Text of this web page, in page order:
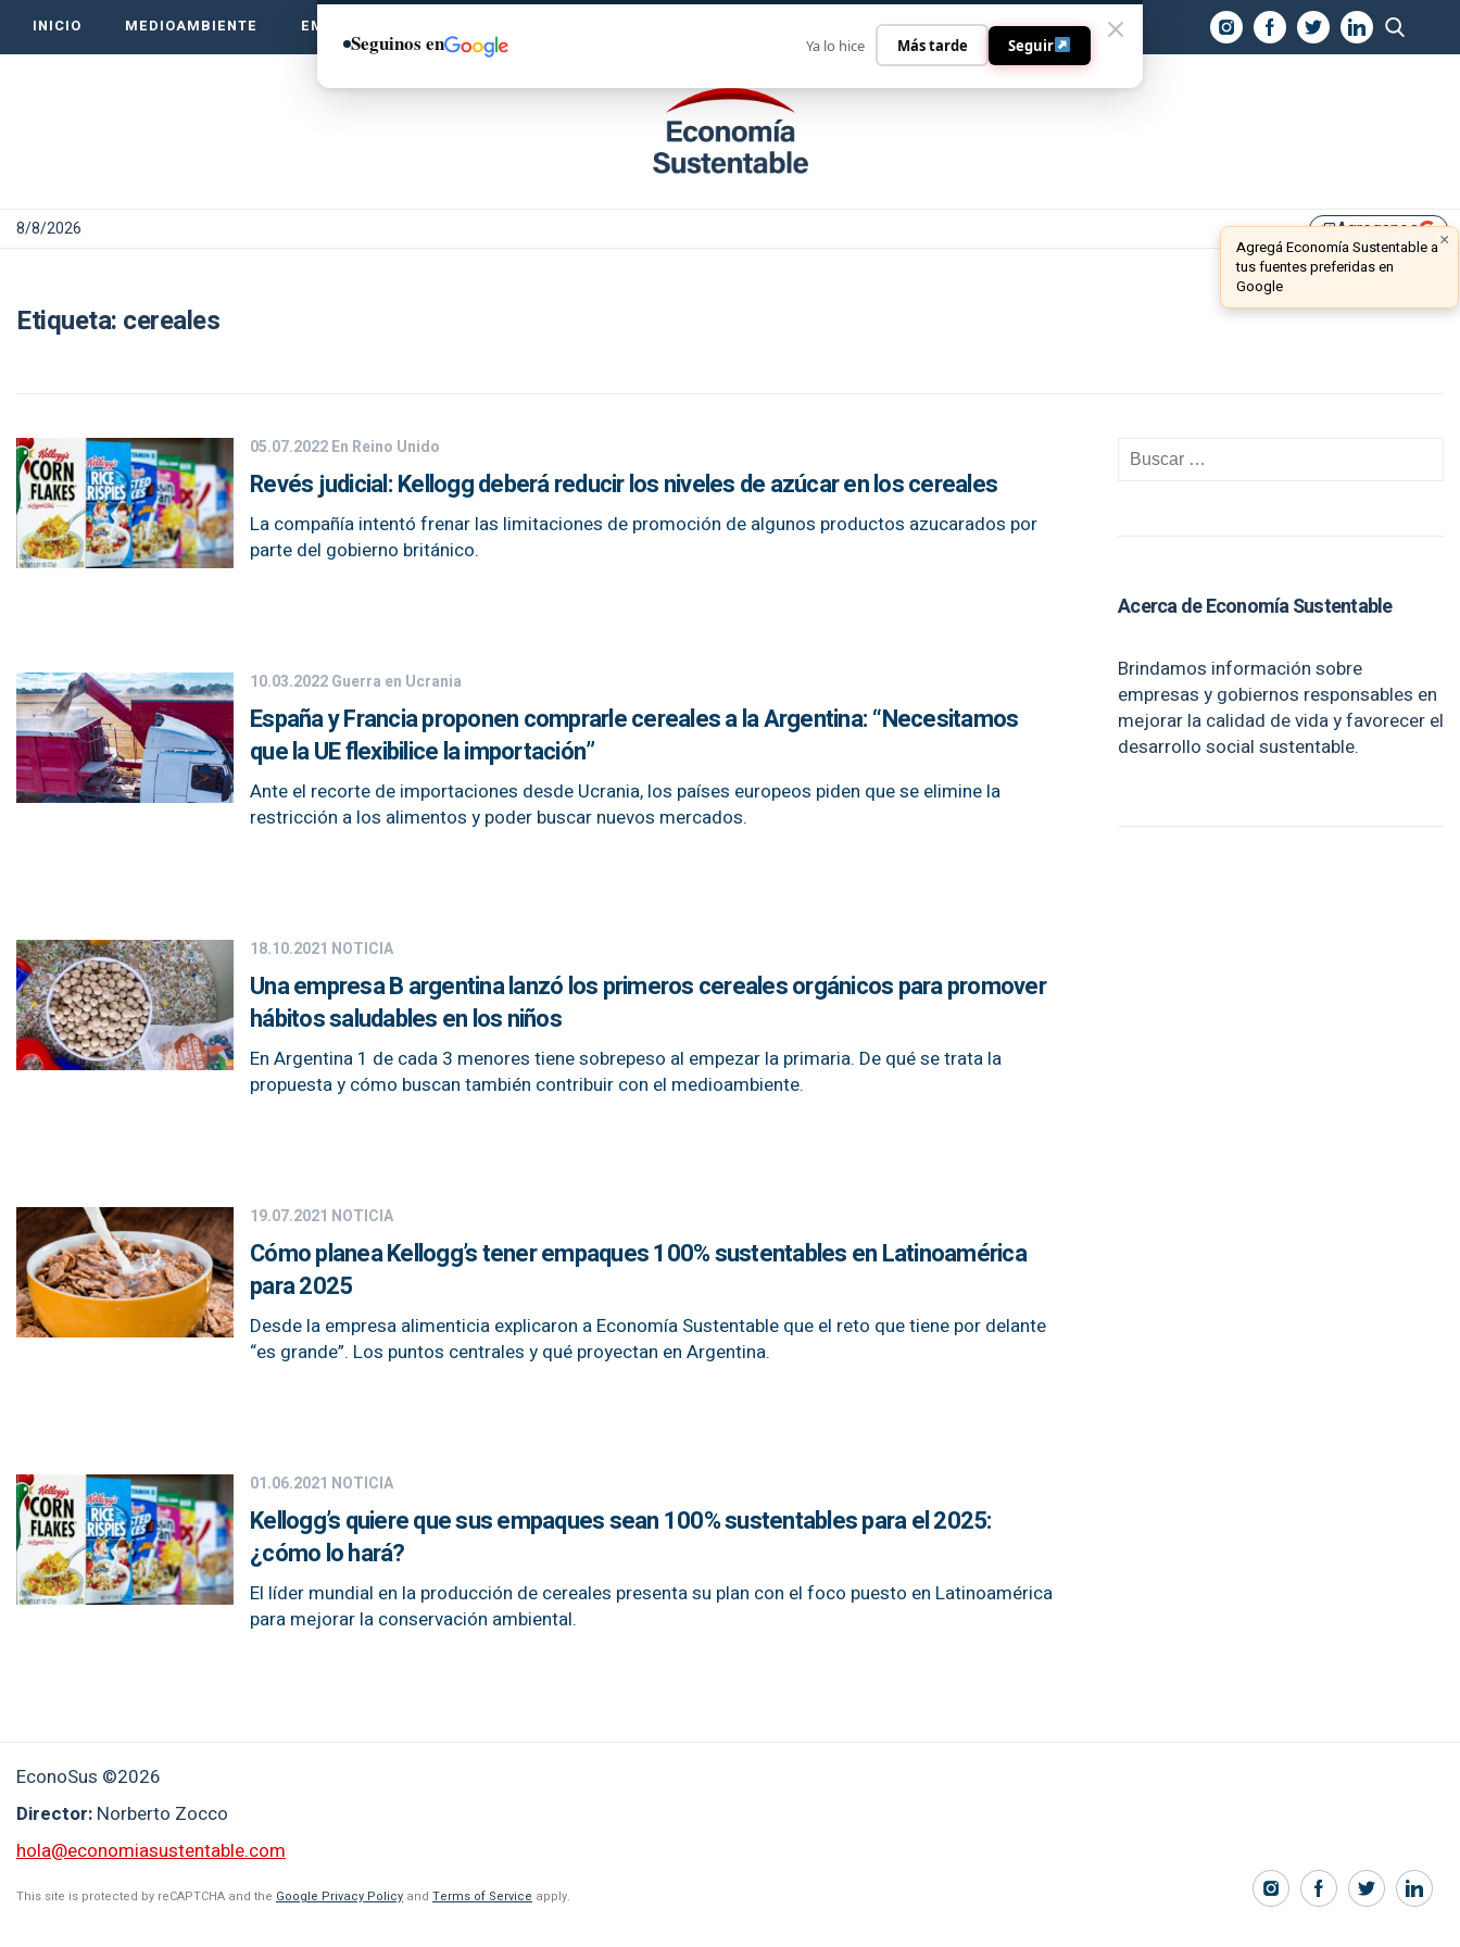
INICIO MEDIOAMBIENTE EMPRENDE VERDE CONTACTO
8/8/2026 library_addAgreganos ×
Agregá Economía Sustentable a
tus fuentes preferidas en
Google
Etiqueta: cereales
05.07.2022En Reino Unido
Revés judicial: Kellogg deberá reducir los niveles de azúcar en los cereales
La compañía intentó frenar las limitaciones de promoción de algunos productos azucarados por
parte del gobierno británico.
10.03.2022Guerra en Ucrania
España y Francia proponen comprarle cereales a la Argentina: “Necesitamos
que la UE flexibilice la importación”
Ante el recorte de importaciones desde Ucrania, los países europeos piden que se elimine la
restricción a los alimentos y poder buscar nuevos mercados.
18.10.2021 NOTICIA
Una empresa B argentina lanzó los primeros cereales orgánicos para promover
hábitos saludables en los niños
En Argentina 1 de cada 3 menores tiene sobrepeso al empezar la primaria. De qué se trata la
propuesta y cómo buscan también contribuir con el medioambiente.
19.07.2021 NOTICIA
Cómo planea Kellogg’s tener empaques 100% sustentables en Latinoamérica
para 2025
Desde la empresa alimenticia explicaron a Economía Sustentable que el reto que tiene por delante
“es grande”. Los puntos centrales y qué proyectan en Argentina.
01.06.2021 NOTICIA
Kellogg’s quiere que sus empaques sean 100% sustentables para el 2025:
¿cómo lo hará?
El líder mundial en la producción de cereales presenta su plan con el foco puesto en Latinoamérica
para mejorar la conservación ambiental.
Acerca de Economía Sustentable
Brindamos información sobre
empresas y gobiernos responsables en
mejorar la calidad de vida y favorecer el
desarrollo social sustentable.
EconoSus ©2026
Director: Norberto Zocco
hola@economiasustentable.com
This site is protected by reCAPTCHA and the Google Privacy Policy and Terms of Service apply.
Seguinos en Ya lo hice Más tarde Seguir